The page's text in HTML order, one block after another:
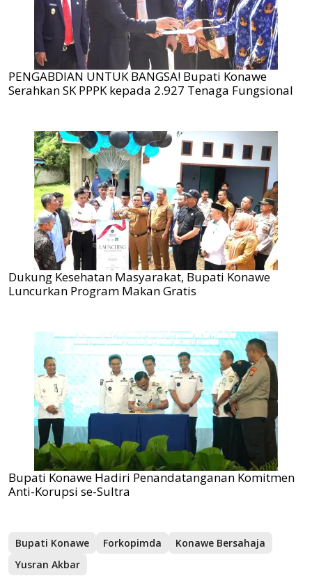
PENGABDIAN UNTUK BANGSA! Bupati Konawe
Serahkan SK PPPK kepada 2.927 Tenaga Fungsional
Dukung Kesehatan Masyarakat, Bupati Konawe
Luncurkan Program Makan Gratis
Bupati Konawe Hadiri Penandatanganan Komitmen
Anti-Korupsi se-Sultra
Bupati Konawe Forkopimda
Konawe Bersahaja
Yusran Akbar